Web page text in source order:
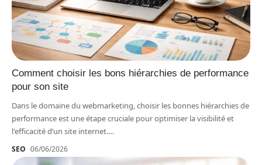
Comment choisir les bons hiérarchies de performance
pour son site
Dans le domaine du webmarketing, choisir les bonnes hiérarchies de
performance est une étape cruciale pour optimiser la visibilité et
l'efficacité d’un site internet.…
SEO 06/06/2026